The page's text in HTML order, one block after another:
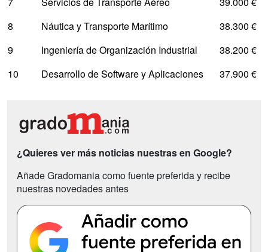
8
Náutica y Transporte Marítimo
38.300 €
9
Ingeniería de Organización Industrial
38.200 €
10
Desarrollo de Software y Aplicaciones 37.900 €
¿Quieres ver más noticias nuestras en Google?
Añade Gradomania como fuente preferida y recibe
nuestras novedades antes